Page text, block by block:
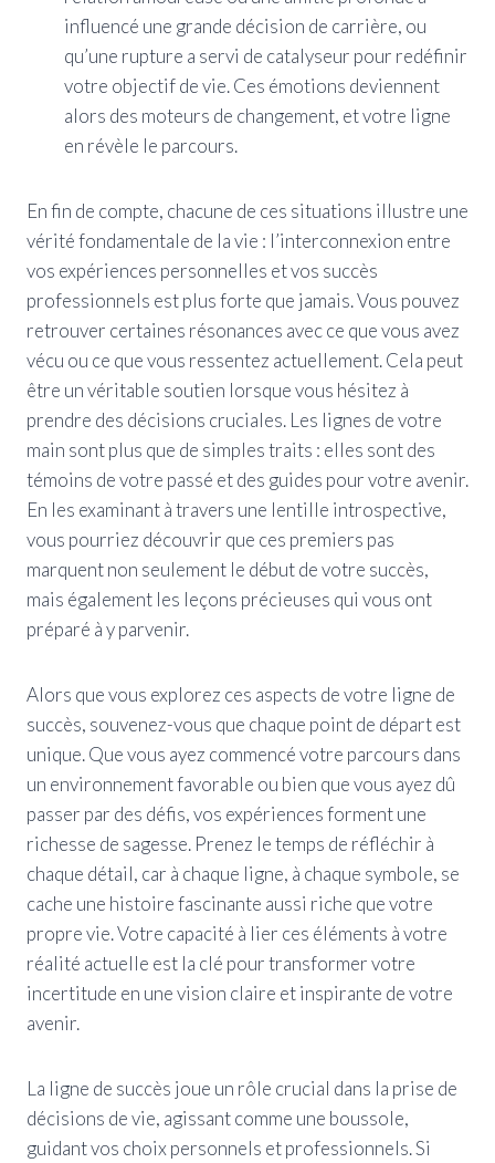
influencé une grande décision de carrière, ou
qu’une rupture a servi de catalyseur pour redéfinir
votre objectif de vie. Ces émotions deviennent
alors des moteurs de changement, et votre ligne
en révèle le parcours.
En fin de compte, chacune de ces situations illustre une
vérité fondamentale de la vie : l’interconnexion entre
vos expériences personnelles et vos succès
professionnels est plus forte que jamais. Vous pouvez
retrouver certaines résonances avec ce que vous avez
vécu ou ce que vous ressentez actuellement. Cela peut
être un véritable soutien lorsque vous hésitez à
prendre des décisions cruciales. Les lignes de votre
main sont plus que de simples traits : elles sont des
témoins de votre passé et des guides pour votre avenir.
En les examinant à travers une lentille introspective,
vous pourriez découvrir que ces premiers pas
marquent non seulement le début de votre succès,
mais également les leçons précieuses qui vous ont
préparé à y parvenir.
Alors que vous explorez ces aspects de votre ligne de
succès, souvenez-vous que chaque point de départ est
unique. Que vous ayez commencé votre parcours dans
un environnement favorable ou bien que vous ayez dû
passer par des défis, vos expériences forment une
richesse de sagesse. Prenez le temps de réfléchir à
chaque détail, car à chaque ligne, à chaque symbole, se
cache une histoire fascinante aussi riche que votre
propre vie. Votre capacité à lier ces éléments à votre
réalité actuelle est la clé pour transformer votre
incertitude en une vision claire et inspirante de votre
avenir.
La ligne de succès joue un rôle crucial dans la prise de
décisions de vie, agissant comme une boussole,
guidant vos choix personnels et professionnels. Si